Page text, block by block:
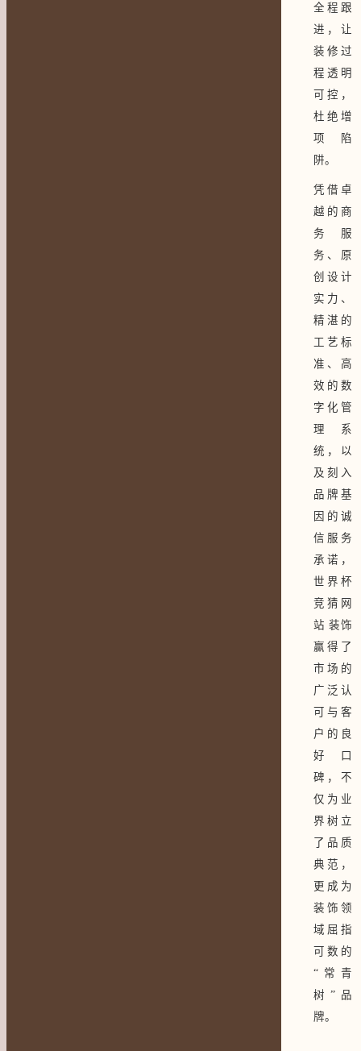
全程跟
进，让
装修过
程透明
可控，
杜绝增
项陷
阱。
凭借卓
越的商
务服
务、原
创设计
实力、
精湛的
工艺标
准、高
效的数
字化管
理系
统，以
及刻入
品牌基
因的诚
信服务
承诺，
世界杯
竞猜网
站 装饰
赢得了
市场的
广泛认
可与客
户的良
好口
碑，不
仅为业
界树立
了品质
典范，
更成为
装饰领
域屈指
可数的
“常青
树”品
牌。